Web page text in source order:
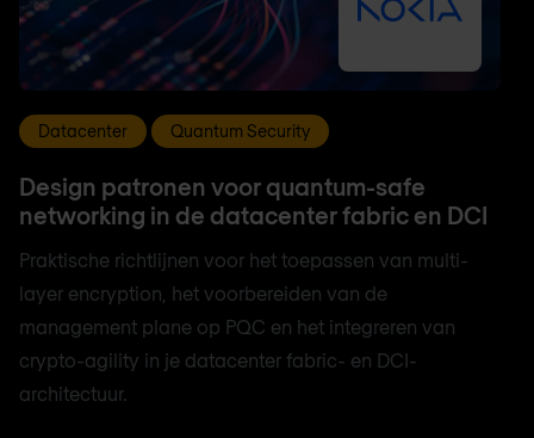
Datacenter Quantum Security
Design patronen voor quantum-safe
networking in de datacenter fabric en DCI
Praktische richtlijnen voor het toepassen van multi-
layer encryption, het voorbereiden van de
management plane op PQC en het integreren van
crypto-agility in je datacenter fabric- en DCI-
architectuur.